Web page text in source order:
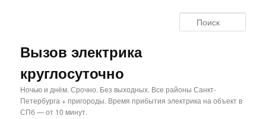
Вызов электрика
круглосуточно
Ночью и днём. Срочно. Без выходных. Все районы Санкт-
Петербурга + пригороды. Время прибытия электрика на объект в
СПб — от 10 минут.